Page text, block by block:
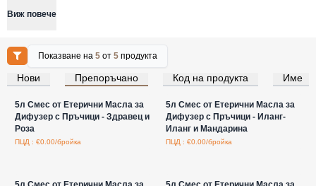
Виж повече
Показване на5 от5 продукта
Нови Препоръчано Код на продукта Име
Влезте за цени на едро
5л Смес от Етерични Масла за
Дифузер с Пръчици - Здравец и
Роза
ПЦД : €0.00/бройка
Влезте за цени на едро
5л Смес от Етерични Масла за
Дифузер с Пръчици - Иланг-
Иланг и Мандарина
ПЦД : €0.00/бройка